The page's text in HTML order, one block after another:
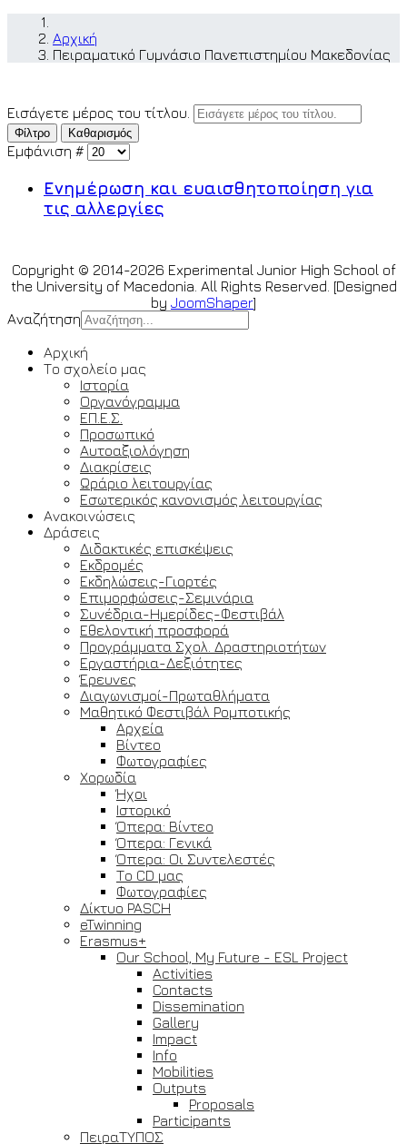
Αρχική
Πειραματικό Γυμνάσιο Πανεπιστημίου Μακεδονίας
Εισάγετε μέρος του τίτλου.
Φίλτρο Καθαρισμός
Εμφάνιση #
Ενημέρωση και ευαισθητοποίηση για
τις αλλεργίες
Copyright © 2014-2026 Experimental Junior High School of
the University of Macedonia. All Rights Reserved. [Designed
by JoomShaper]
Αναζήτηση
Αρχική
Το σχολείο μας
Ιστορία
Οργανόγραμμα
ΕΠ.Ε.Σ.
Προσωπικό
Αυτοαξιολόγηση
Διακρίσεις
Ωράριο λειτουργίας
Εσωτερικός κανονισμός λειτουργίας
Ανακοινώσεις
Δράσεις
Διδακτικές επισκέψεις
Εκδρομές
Εκδηλώσεις-Γιορτές
Επιμορφώσεις-Σεμινάρια
Συνέδρια-Ημερίδες-Φεστιβάλ
Εθελοντική προσφορά
Προγράμματα Σχολ. Δραστηριοτήτων
Εργαστήρια-Δεξιότητες
Έρευνες
Διαγωνισμοί-Πρωταθλήματα
Μαθητικό Φεστιβάλ Ρομποτικής
Αρχεία
Βίντεο
Φωτογραφίες
Χορωδία
Ήχοι
Ιστορικό
Όπερα: Βίντεο
Όπερα: Γενικά
Όπερα: Οι Συντελεστές
Το CD μας
Φωτογραφίες
Δίκτυο PASCH
eTwinning
Erasmus+
Our School, My Future - ESL Project
Activities
Contacts
Dissemination
Gallery
Impact
Info
Mobilities
Outputs
Proposals
Participants
ΠειραΤΥΠΟΣ